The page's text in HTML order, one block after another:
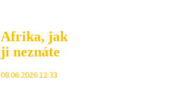
Afrika, jak
ji neznáte
08.06.2026 12:33